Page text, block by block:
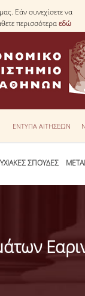
Εάν συνεχίσετε να
περισσότεραεδώ
ΕΝΤΥΠΑ ΑΙΤΗΣΕΩΝ
ΣΠΟΥΔΕΣ